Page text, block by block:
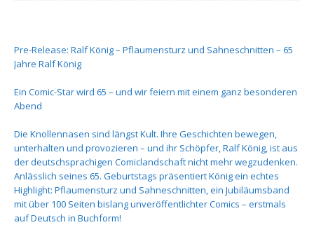
Pre-Release: Ralf König – Pflaumensturz und Sahneschnitten – 65
Jahre Ralf König
Ein Comic-Star wird 65 – und wir feiern mit einem ganz besonderen
Abend
Die Knollennasen sind längst Kult. Ihre Geschichten bewegen,
unterhalten und provozieren – und ihr Schöpfer, Ralf König, ist aus
der deutschsprachigen Comiclandschaft nicht mehr wegzudenken.
Anlässlich seines 65. Geburtstags präsentiert König ein echtes
Highlight: Pflaumensturz und Sahneschnitten, ein Jubiläumsband
mit über 100 Seiten bislang unveröffentlichter Comics – erstmals
auf Deutsch in Buchform!